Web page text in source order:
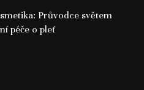
Průvodce světem
péče o pleť